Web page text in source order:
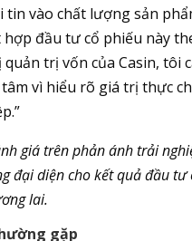
tin vào chất lượng sản
hợp đầu tư cổ phiếu này
trị vốn của Casin, tôi
vì hiểu rõ giá trị thực
giá trên phản ánh trải
đại diện cho kết quả đầu tư
lai.
gặp